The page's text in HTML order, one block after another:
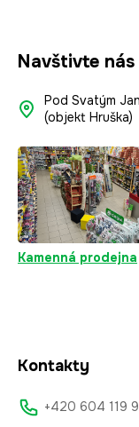
Navštivte
Pod Svatým
(objekt Hruška)
Kamenná prodejna
Kontakty
+420 604 119